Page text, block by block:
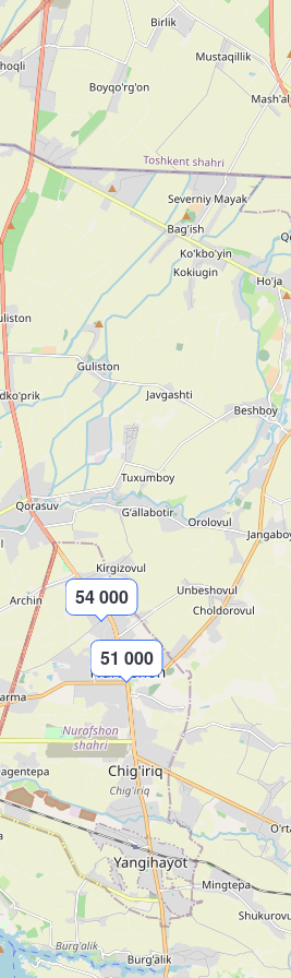
51 000
54 000